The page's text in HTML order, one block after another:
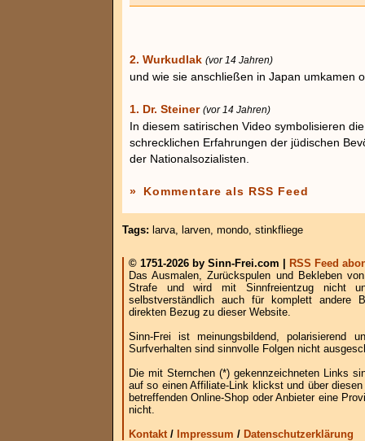
2. Wurkudlak (vor 14 Jahren)
und wie sie anschließen in Japan umkamen
1. Dr. Steiner (vor 14 Jahren)
In diesem satirischen Video symbolisieren
schrecklichen Erfahrungen der jüdischen
der Nationalsozialisten.
» Kommentare als RSS Feed
Tags: larva, larven, mondo, stinkfliege
© 1751-2026 by Sinn-Frei.com |
RSS Feed
Das Ausmalen, Zurückspulen und Bekleben
Strafe und wird mit Sinnfreientzug nicht
selbstverständlich auch für komplett andere
direkten Bezug zu dieser Website.
Sinn-Frei ist meinungsbildend, polarisierend
Surfverhalten sind sinnvolle Folgen nicht
Die mit Sternchen (*) gekennzeichneten Links
auf so einen Affiliate-Link klickst und über
betreffenden Online-Shop oder Anbieter eine
nicht.
Kontakt/ Impressum / Datenschutzerklärung